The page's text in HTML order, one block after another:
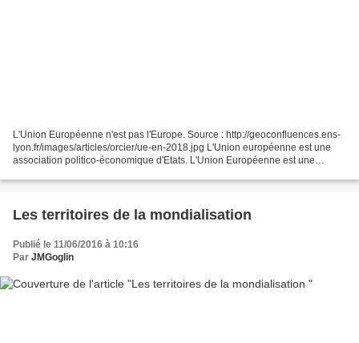
L'Union Européenne n'est pas l'Europe. Source : http://geoconfluences.ens-
lyon.fr/images/articles/orcier/ue-en-2018.jpg L'Union européenne est une
association politico-économique d'Etats. L'Union Européenne est une
Les territoires de la mondialisation
Publié le 11/06/2016 à 10:16
Par JMGoglin